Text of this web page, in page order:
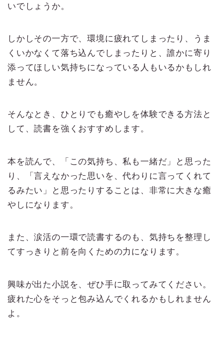
いでしょうか。
しかしその一方で、環境に疲れてしまったり、うま
くいかなくて落ち込んでしまったりと、誰かに寄り
添ってほしい気持ちになっている人もいるかもしれ
ません。
そんなとき、ひとりでも癒やしを体験できる方法と
して、読書を強くおすすめします。
本を読んで、「この気持ち、私も一緒だ」と思った
り、「言えなかった思いを、代わりに言ってくれて
るみたい」と思ったりすることは、非常に大きな癒
やしになります。
また、涙活の一環で読書するのも、気持ちを整理し
てすっきりと前を向くための力になります。
興味が出た小説を、ぜひ手に取ってみてください。
疲れた心をそっと包み込んでくれるかもしれません
よ。